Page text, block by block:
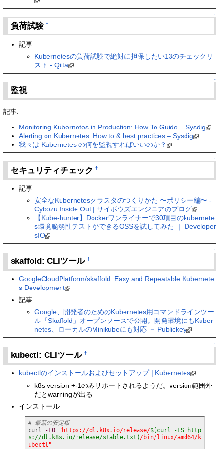
↑
負荷試験†
記事
Kubernetesの負荷試験で絶対に担保したい13のチェックリ
スト - Qiita
↑
監視†
記事:
Monitoring Kubernetes in Production: How To Guide – Sysdig
Alerting on Kubernetes: How to & best practices – Sysdig
我々は Kubernetes の何を監視すればいいのか？
↑
セキュリティチェック†
記事
安全なKubernetesクラスタのつくりかた 〜ポリシー編〜 -
Cybozu Inside Out | サイボウズエンジニアのブログ
【Kube-hunter】Dockerワンライナーで30項目のkubernete
s環境脆弱性テストができるOSSを試してみた ｜ Developer
sIO
↑
skaffold: CLIツール†
GoogleCloudPlatform/skaffold: Easy and Repeatable Kubernete
s Development
記事
Google、開発者のためのKubernetes用コマンドラインツー
ル「Skaffold」オープンソースで公開。開発環境にもKuber
netes、ローカルのMinikubeにも対応 － Publickey
↑
kubectl: CLIツール†
kubectlのインストールおよびセットアップ | Kubernetes
k8s version +-1のみサポートされるようだ。version範囲外
だとwarningが出る
インストール
# 最新の安定板
curl
-LO "https://dl.k8s.io/release/$(curl -LS http
s://dl.k8s.io/release/stable.txt) /bin/linux/amd64/k
ubectl"